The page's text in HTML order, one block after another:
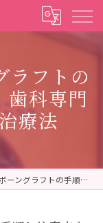
ラフトの
歯科専門
療法
注意点を解説｜歯科専門家がおすすめする治療法